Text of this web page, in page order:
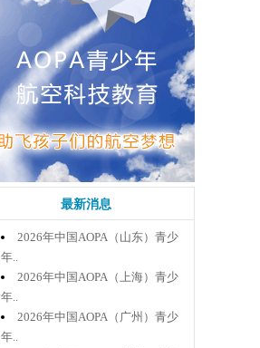
最新消息
2026年中国AOPA（山东）青少
年..
2026年中国AOPA（上海）青少
年..
2026年中国AOPA（广州）青少
年..